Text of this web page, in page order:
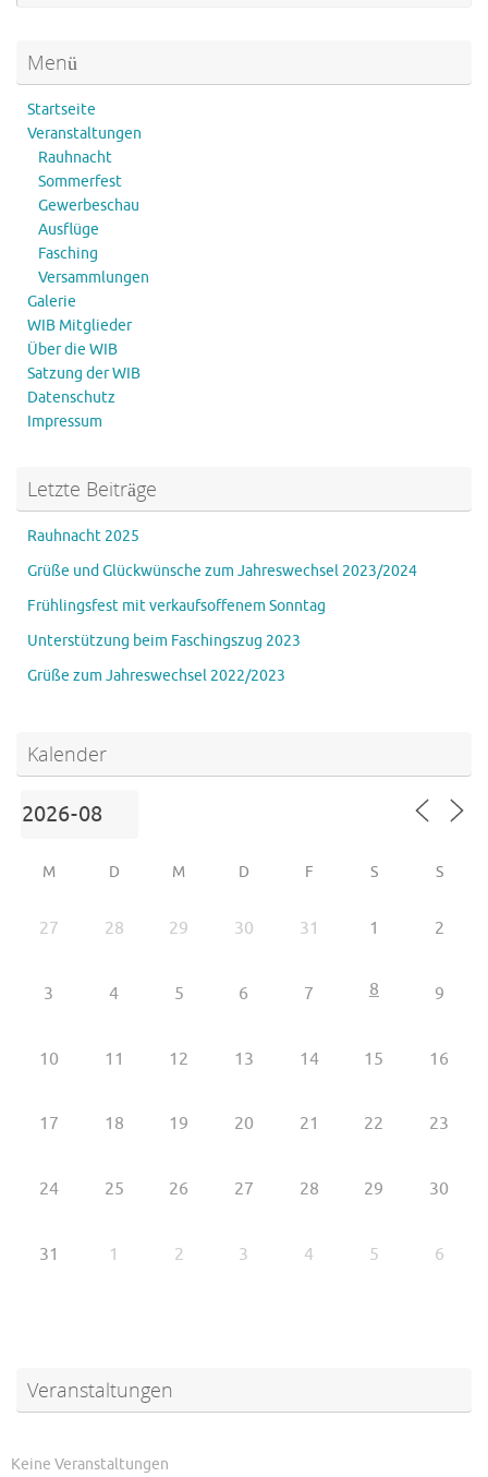
Menü
Startseite
Veranstaltungen
Rauhnacht
Sommerfest
Gewerbeschau
Ausflüge
Fasching
Versammlungen
Galerie
WIB Mitglieder
Über die WIB
Satzung der WIB
Datenschutz
Impressum
Letzte Beiträge
Rauhnacht 2025
Grüße und Glückwünsche zum Jahreswechsel 2023/2024
Frühlingsfest mit verkaufsoffenem Sonntag
Unterstützung beim Faschingszug 2023
Grüße zum Jahreswechsel 2022/2023
Kalender
M D M D F S S
27 28 29 30 31 1 2
3 4 5 6 7 8 9
10 11 12 13 14 15 16
17 18 19 20 21 22 23
24 25 26 27 28 29 30
31 1 2 3 4 5 6
Veranstaltungen
Keine Veranstaltungen